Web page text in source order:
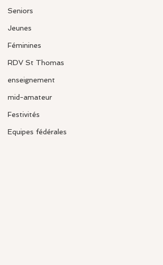
Seniors
Jeunes
Féminines
RDV St Thomas
enseignement
mid-amateur
Festivités
Equipes fédérales